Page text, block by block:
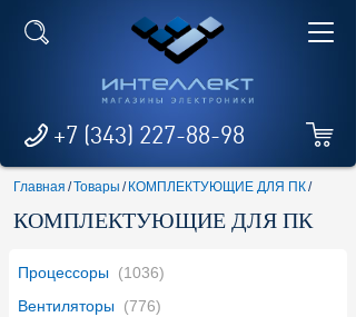
+7 (343) 227-88-98
Главная /Товары / КОМПЛЕКТУЮЩИЕ ДЛЯ ПК/
КОМПЛЕКТУЮЩИЕ ДЛЯ ПК
Процессоры (1036)
Вентиляторы (776)